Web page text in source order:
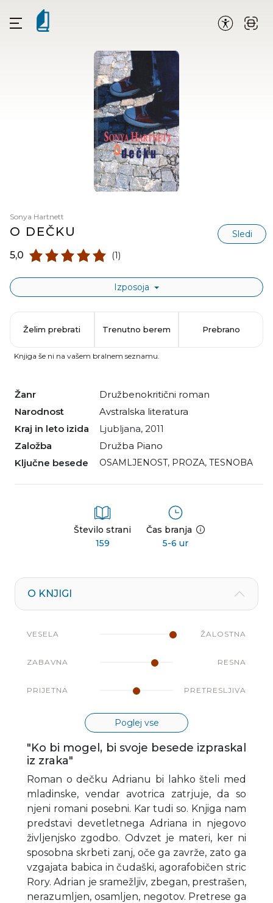
Sonya Hartnett
O DEČKU Sledi
5,0 (1)
Izposoja
Žanr
družbenokritični roman
Narodnost
avstralska literatura
Kraj in leto izida
Ljubljana, 2011
Založba
Družba Piano
Ključne besede
OSAMLJENOST, PROZA, TESNOBA
Število strani
159
Čas branja
5-6 ur
Želim prebrati Trenutno berem Prebrano
Knjiga še ni na vašem bralnem seznamu.
O KNJIGI
VESELA ŽALOSTNA
ZABAVNA RESNA
PRIJETNA PRETRESLJIVA
Poglej vse
"Ko bi mogel, bi svoje besede izpraskal
iz zraka"
Roman o dečku Adrianu bi lahko šteli med
mladinske, vendar avotrica zatrjuje, da so
njeni romani posebni. Kar tudi so. Knjiga nam
predstavi devetletnega Adriana in njegovo
življenjsko zgodbo. Odvzet je materi, ker ni
sposobna skrbeti zanj, oče ga zavrže, zato ga
vzgajata babica in čudaški, agorafobičen stric
Rory. Adrian je sramežljiv, zbegan, prestrašen,
nerazumljen, osamljen, negotov. Pretrese ga